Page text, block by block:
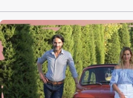
dabei haben, dieser hat allerdings
beschließt Rudis Kneipe zu
gemeinsam mit Kati in ein
verwandeln. Zunächst scheint dieser Plan auch
aufzugehen und das Restaurant
wirklich schön gestaltet worden,
Eröffnungstag scheint der Traum
Plötzlich steht eine Finanzbeamtin